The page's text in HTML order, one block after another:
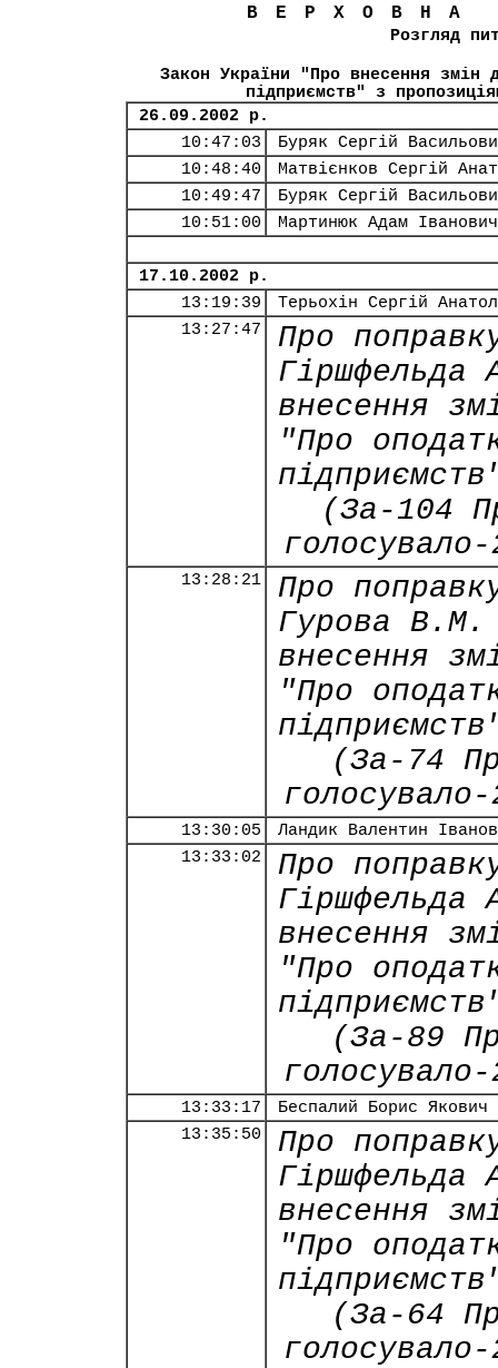
Розгляд
Закон України "Про внесення змін
підприємств" з
26.09.2002 р.
10:47:03
Буряк Сергій
10:48:40
Матвієнков Сергій
10:49:47
Буряк Сергій
10:51:00
Мартинюк Адам Іванович
17.10.2002 р.
13:19:39
Терьохін Сергій
13:27:47
Про
внесення
"Про
(За-104
13:28:21
Про
Гурова В.М.
внесення
"Про
(За-74
13:30:05
Ландик Валентин
13:33:02
Про
внесення
"Про
(За-89
13:33:17
Беспалий Борис Якович
13:35:50
Про
внесення
"Про
(За-64